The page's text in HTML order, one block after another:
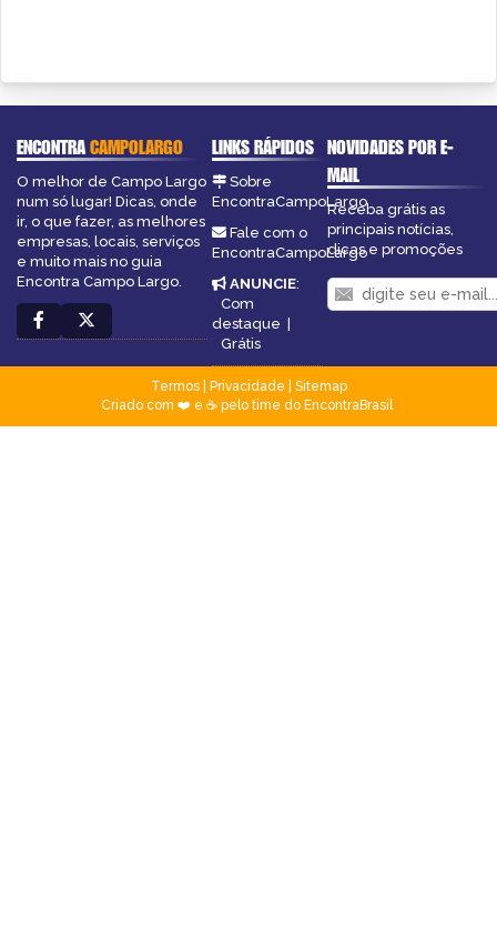
ENCONTRACAMPOLARGO
O melhor de Campo Largo
num só lugar! Dicas, onde
ir, o que fazer, as melhores
empresas, locais, serviços
e muito mais no guia
Encontra Campo Largo.
LINKS RÁPIDOS
Sobre
EncontraCampoLargo
Fale com o
EncontraCampoLargo
ANUNCIE:
Com
destaque |
Grátis
NOVIDADES POR E-
MAIL
Receba grátis as
principais notícias,
dicas e promoções
Termos| Privacidade
Sitemap
Criado com ❤️ e ☕ pelo time do EncontraBrasil